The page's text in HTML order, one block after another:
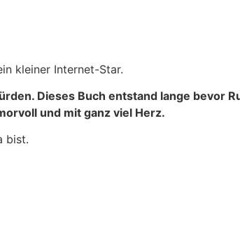
kleiner Internet-Star.
Dieses Buch entstand lange bevor
und mit ganz viel Herz.
bist.